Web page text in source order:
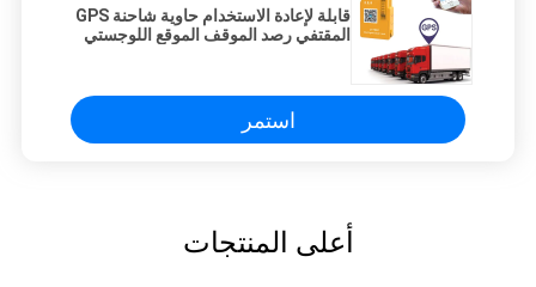
قابلة لإعادة الاستخدام حاوية شاحنة GPS
المقتفي رصد الموقف الموقع اللوجستي
استمر
أعلى المنتجات